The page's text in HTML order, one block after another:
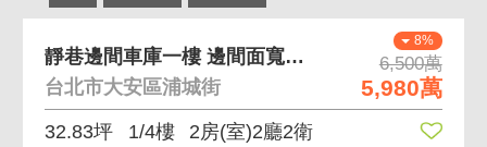
8%
6,500萬
5,980萬
靜巷邊間車庫一樓 邊間面寬、獨立車庫、採光明亮
台北市大安區浦城街
32.83坪 1/4樓 2房(室)2廳2衛